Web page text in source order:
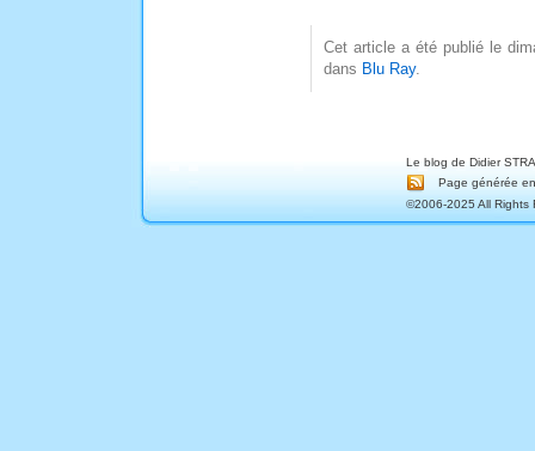
Cet article a été publié le
dans Blu Ray.
Le blog de Didier
Page générée
©2006-2025 All Rights